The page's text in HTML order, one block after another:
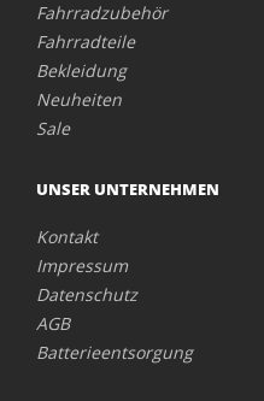
Fahrradzubehör
Fahrradteile
Bekleidung
Neuheiten
Sale
UNSER UNTERNEHMEN
Kontakt
Impressum
Datenschutz
AGB
Batterieentsorgung